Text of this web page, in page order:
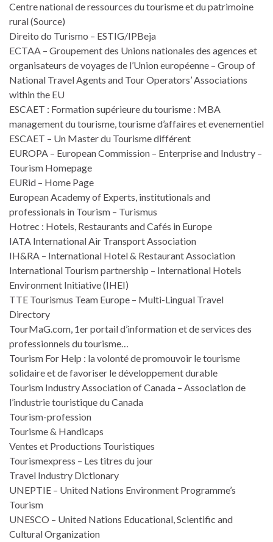
Centre national de ressources du tourisme et du patrimoine
rural (Source)
Direito do Turismo – ESTIG/IPBeja
ECTAA – Groupement des Unions nationales des agences et
organisateurs de voyages de l’Union européenne – Group of
National Travel Agents and Tour Operators’ Associations
within the EU
ESCAET : Formation supérieure du tourisme : MBA
management du tourisme, tourisme d’affaires et evenementiel
ESCAET – Un Master du Tourisme différent
EUROPA – European Commission – Enterprise and Industry –
Tourism Homepage
EURid – Home Page
European Academy of Experts, institutionals and
professionals in Tourism – Turismus
Hotrec : Hotels, Restaurants and Cafés in Europe
IATA International Air Transport Association
IH&RA – International Hotel & Restaurant Association
International Tourism partnership – International Hotels
Environment Initiative (IHEI)
TTE Tourismus Team Europe – Multi-Lingual Travel
Directory
TourMaG.com, 1er portail d’information et de services des
professionnels du tourisme…
Tourism For Help : la volonté de promouvoir le tourisme
solidaire et de favoriser le développement durable
Tourism Industry Association of Canada – Association de
l’industrie touristique du Canada
Tourism-profession
Tourisme & Handicaps
Ventes et Productions Touristiques
Tourismexpress – Les titres du jour
Travel Industry Dictionary
UNEPTIE – United Nations Environment Programme’s
Tourism
UNESCO – United Nations Educational, Scientific and
Cultural Organization